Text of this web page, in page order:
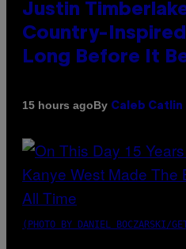
Justin
Country-Inspired
Long Before It
15 hours agoBy Caleb Catlin
(PHOTO BY DANIEL BOCZARSKI/